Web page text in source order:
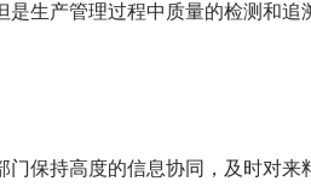
是生产管理过程中质量的检测和追
保持高度的信息协同，及时对来